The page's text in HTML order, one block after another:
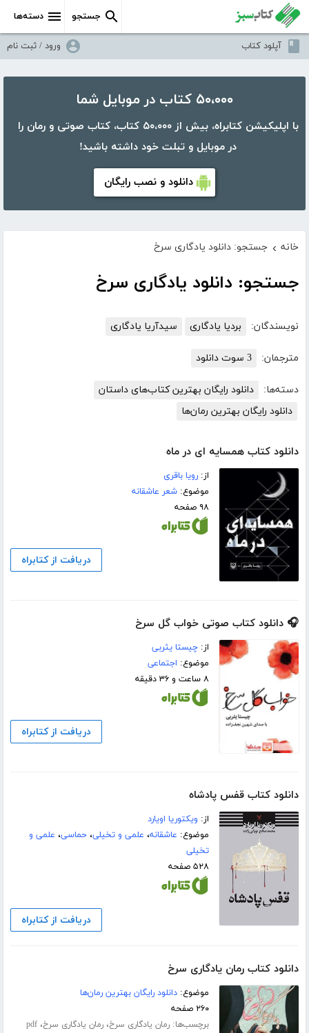
دسته‌ها جستجو
آپلود کتاب ورود / ثبت نام
۵۰،۰۰۰ کتاب در موبایل شما
با اپلیکیشن کتابراه، بیش از ۵۰،۰۰۰ کتاب، کتاب صوتی و رمان را
در موبایل و تبلت خود داشته باشید!
دانلود و نصب رایگان
خانه › جستجو: دانلود یادگاری سرخ
جستجو: دانلود یادگاری سرخ
نویسندگان: بردیا یادگاری سیدآریا یادگاری
مترجمان: 3 سوت دانلود
دسته‌ها:
دانلود رایگان بهترین کتاب‌های داستان
دانلود رایگان بهترین رمان‌ها
دانلود کتاب همسایه ای در ماه
از:رویا باقری
موضوع:شعر عاشقانه
۹۸ صفحه
دریافت از کتابراه
🎧 دانلود کتاب صوتی خواب گل سرخ
از:چیستا یثربی
موضوع: اجتماعی
۸ ساعت و ۳۶ دقیقه
دریافت از کتابراه
دانلود کتاب قفس پادشاه
از: ویکتوریا اویارد
موضوع: عاشقانه، علمی و تخیلی،حماسی، علمی و
تخیلی
۵۲۸ صفحه
دریافت از کتابراه
دانلود کتاب رمان یادگاری سرخ
موضوع:دانلود رایگان بهترین رمان‌ها
۲۶۰ صفحه
برچسب‌ها:رمان یادگاری سرخ،رمان یادگاری سرخ،pdf